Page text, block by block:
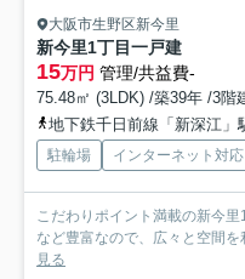
大阪市生野区新今里
新今里1丁目一戸建
15万円 管理/共益費-
75.48㎡ (3LDK) /築39年 /3階
地下鉄千日前線「新深江」
駐輪場 インターネット対応
こだわりポイント満載の新今
など豊富なので、広々と空間
見る